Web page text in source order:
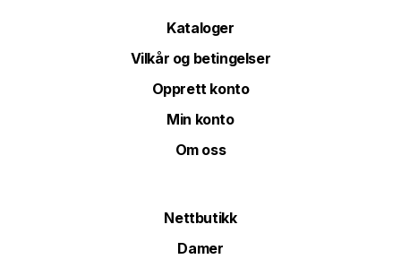
Kataloger
Vilkår og betingelser
Opprett konto
Min konto
Om oss
Nettbutikk
Damer